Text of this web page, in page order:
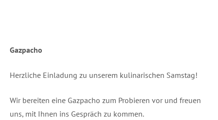
Gaz­pa­cho
Herz­li­che Ein­la­dung zu unse­rem kuli­na­ri­schen Samstag!
Wir berei­ten eine Gaz­pa­cho zum Pro­bie­ren vor und freu­en
uns, mit Ihnen ins Gespräch zu kommen.